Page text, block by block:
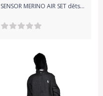
SENSOR MERINO AIR SET dětský triko dl.rukáv + spodky